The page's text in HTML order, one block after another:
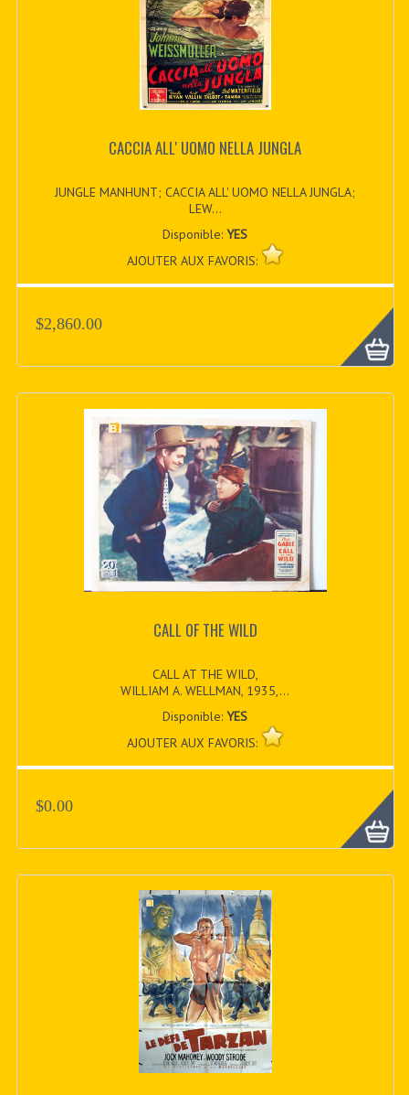
CACCIA ALL' UOMO NELLA JUNGLA
JUNGLE MANHUNT; CACCIA ALL' UOMO NELLA JUNGLA;
LEW...
Disponible:YES
AJOUTER AUX FAVORIS:
$2,860.00
CALL OF THE WILD
CALL AT THE WILD,
WILLIAM A. WELLMAN, 1935,...
Disponible:YES
AJOUTER AUX FAVORIS:
$0.00